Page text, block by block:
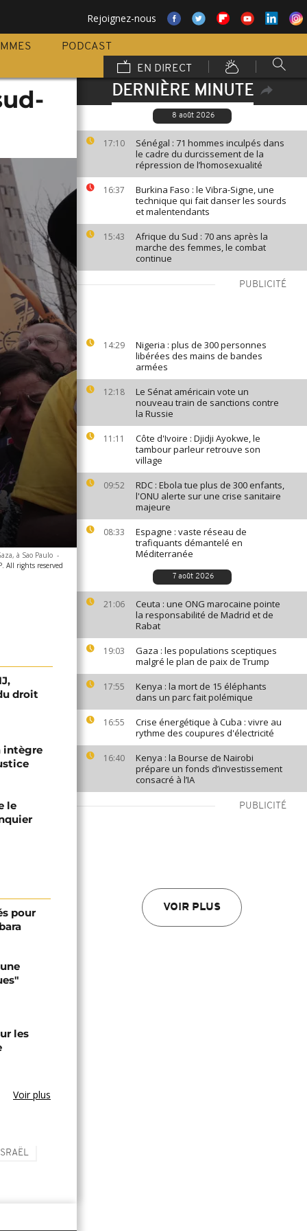
Rejoignez-nous
PODCAST
EN DIRECT
DERNIÈRE MINUTE
8 août 2026
17:10
Sénégal : 71 hommes inculpés dans
le cadre du durcissement de la
répression de l’homosexualité
16:37
Burkina Faso : le Vibra-Signe, une
technique qui fait danser les sourds
et malentendants
15:43
Afrique du Sud : 70 ans après la
marche des femmes, le combat
continue
PUBLICITÉ
14:29
Nigeria : plus de 300 personnes
libérées des mains de bandes
armées
12:18
Le Sénat américain vote un
nouveau train de sanctions contre
la Russie
11:11
Côte d'Ivoire : Djidji Ayokwe, le
tambour parleur retrouve son
village
09:52
RDC : Ebola tue plus de 300 enfants,
l'ONU alerte sur une crise sanitaire
majeure
08:33
Espagne : vaste réseau de
trafiquants démantelé en
Méditerranée
7 août 2026
21:06
Ceuta : une ONG marocaine pointe
la responsabilité de Madrid et de
Rabat
19:03
Gaza : les populations sceptiques
malgré le plan de paix de Trump
17:55
Kenya : la mort de 15 éléphants
dans un parc fait polémique
16:55
Crise énergétique à Cuba : vivre au
rythme des coupures d'électricité
16:40
Kenya : la Bourse de Nairobi
prépare un fonds d’investissement
consacré à l’IA
PUBLICITÉ
VOIR PLUS
à Sao Paulo -
All rights reserved
droit
intègre
le
pour
les
Voir plus